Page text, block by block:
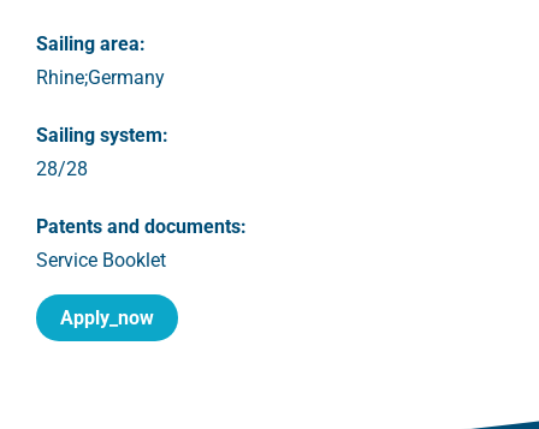
Sailing area:
Rhine;Germany
Sailing system:
28/28
Patents and documents:
Service Booklet
Apply_now